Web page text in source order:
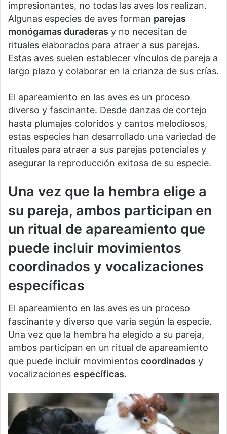
impresionantes, no todas las aves los realizan.
Algunas especies de aves forman parejas
monógamas duraderas y no necesitan de
rituales elaborados para atraer a sus parejas.
Estas aves suelen establecer vínculos de pareja a
largo plazo y colaborar en la crianza de sus crías.
El apareamiento en las aves es un proceso
diverso y fascinante. Desde danzas de cortejo
hasta plumajes coloridos y cantos melodiosos,
estas especies han desarrollado una variedad de
rituales para atraer a sus parejas potenciales y
asegurar la reproducción exitosa de su especie.
Una vez que la hembra elige a
su pareja, ambos participan en
un ritual de apareamiento que
puede incluir movimientos
coordinados y vocalizaciones
específicas
El apareamiento en las aves es un proceso
fascinante y diverso que varía según la especie.
Una vez que la hembra ha elegido a su pareja,
ambos participan en un ritual de apareamiento
que puede incluir movimientos coordinados y
vocalizaciones específicas.